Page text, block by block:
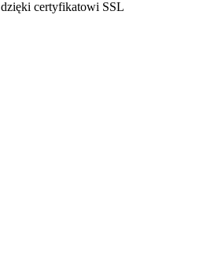
dzięki certyfikatowi SSL